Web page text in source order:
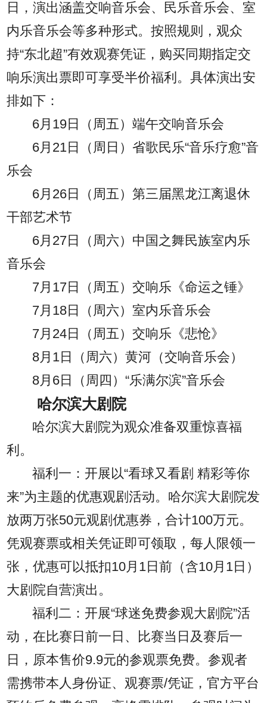
日，演出涵盖交响音乐会、民乐音乐会、室
内乐音乐会等多种形式。按照规则，观众
持“东北超”有效观赛凭证，购买同期指定交
响乐演出票即可享受半价福利。具体演出安
排如下：
6月19日（周五）端午交响音乐会
6月21日（周日）省歌民乐“音乐疗愈”音
乐会
6月26日（周五）第三届黑龙江离退休
干部艺术节
6月27日（周六）中国之舞民族室内乐
音乐会
7月17日（周五）交响乐《命运之锤》
7月18日（周六）室内乐音乐会
7月24日（周五）交响乐《悲怆》
8月1日（周六）黄河（交响音乐会）
8月6日（周四）“乐满尔滨”音乐会
哈尔滨大剧院
哈尔滨大剧院为观众准备双重惊喜福
利。
福利一：开展以“看球又看剧 精彩等你
来”为主题的优惠观剧活动。哈尔滨大剧院发
放两万张50元观剧优惠券，合计100万元。
凭观赛票或相关凭证即可领取，每人限领一
张，优惠可以抵扣10月1日前（含10月1日）
大剧院自营演出。
福利二：开展“球迷免费参观大剧院”活
动，在比赛日前一日、比赛当日及赛后一
日，原本售价9.9元的参观票免费。参观者
需携带本人身份证、观赛票/凭证，官方平台